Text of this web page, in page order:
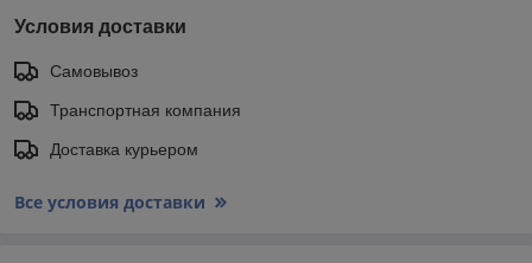
Условия доставки
Самовывоз
Транспортная компания
Доставка курьером
Все условия доставки